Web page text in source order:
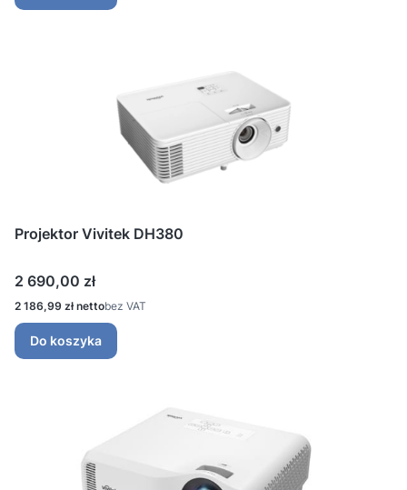
Projektor Vivitek DH380
Cena
2 690,00 zł
Cena
2 186,99 zł bez VAT
Do koszyka